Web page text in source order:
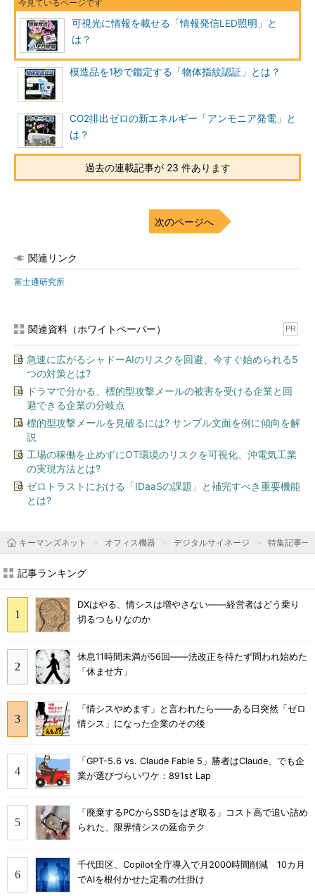
可視光に情報を載せる「情報発信LED照明」と
は？
模造品を1秒で鑑定する「物体指紋認証」とは？
CO2排出ゼロの新エネルギー「アンモニア発電」と
は？
過去の連載記事が 23 件あります
次のページへ
関連リンク
富士通研究所
関連資料（ホワイトペーパー） PR
急速に広がるシャドーAIのリスクを回避、今すぐ始められる5
つの対策とは?
ドラマで分かる、標的型攻撃メールの被害を受ける企業と回
避できる企業の分岐点
標的型攻撃メールを見破るには? サンプル文面を例に傾向を解
説
工場の稼働を止めずにOT環境のリスクを可視化、沖電気工業
の実現方法とは?
ゼロトラストにおける「IDaaSの課題」と補完すべき重要機能
とは?
キーマンズネット オフィス機器 デジタルサイネージ 特集記事一
記事ランキング
DXはやる、情シスは増やさない――経営者はどう乗り
切るつもりなのか
休息11時間未満が56回――法改正を待たず問われ始めた
「休ませ方」
「情シスやめます」と言われたら――ある日突然「ゼロ
情シス」になった企業のその後
「GPT-5.6 vs. Claude Fable 5」勝者はClaude、でも企
業が選びづらいワケ：891st Lap
「廃棄するPCからSSDをはぎ取る」コスト高で追い詰め
られた、限界情シスの延命テク
千代田区、Copilot全庁導入で月2000時間削減 10カ月
でAIを根付かせた定着の仕掛け